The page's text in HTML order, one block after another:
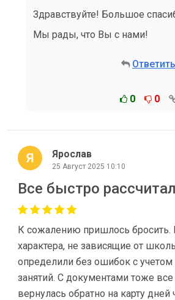
Здравствуйте! Большое
Мы рады, что Вы с нами!
Ответить
0 0
Ярослав
25 Август 2025 10:10
Все быстро
К сожалению пришлось бросить.
характера, не зависящие от
определили без ошибок с учетом
занятий. С документами тоже все
вернулась обратно на карту дней